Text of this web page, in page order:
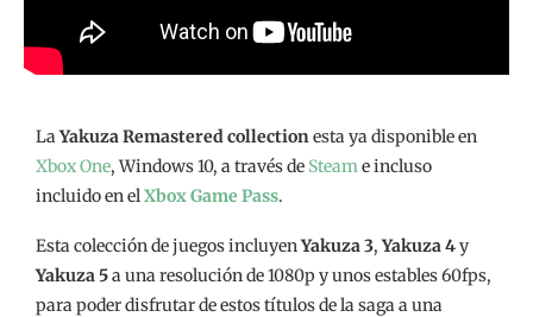
LaYakuza Remastered collection esta ya disponible en
Xbox One, Windows 10, a través de Steam e incluso
incluido en el Xbox Game Pass.
Esta colección de juegos incluyenYakuza 3,Yakuza 4y
Yakuza 5a una resolución de 1080p y unos estables 60fps,
para poder disfrutar de estos títulos de la saga a una